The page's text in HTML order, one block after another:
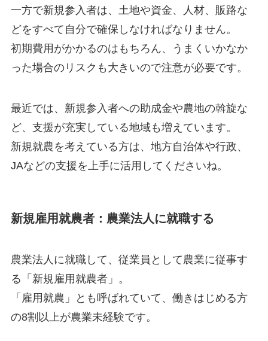
一方で新規参入者は、
土地や資金、人材、販路な
どをすべて自分で確保 しなければなりません。
初期費用がかかるのはもちろん、うまくいかなか
った場合のリスクも大きいので注意が必要です。
最近では、新規参入者への助成金や農地の斡旋な
ど、支援が充実している地域も増えています。
新規就農を考えている方は、 地方自治体や行政、
JAなどの支援を上手に活用 してくださいね。
新規雇用就農者：農業法人に就職する
農業法人に就職して、 従業員として農業に従事す
る「新規雇用就農者」 。
「雇用就農」とも呼ばれていて、働きはじめる方
の8割以上が農業未経験です。